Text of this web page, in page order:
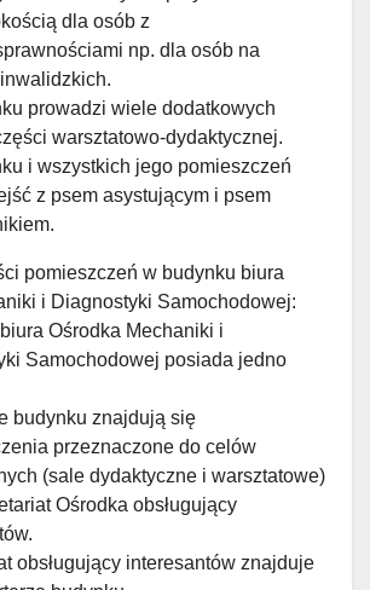
dla osób z
np. dla osób na
prowadzi wiele dodatkowych
warsztatowo-dydaktycznej.
i wszystkich jego pomieszczeń
z psem asystującym i psem
pomieszczeń w budynku biura
i Diagnostyki Samochodowej:
Ośrodka Mechaniki i
Samochodowej posiada jedno
budynku znajdują się
przeznaczone do celów
(sale dydaktyczne i warsztatowe)
Ośrodka obsługujący
obsługujący interesantów znajduje